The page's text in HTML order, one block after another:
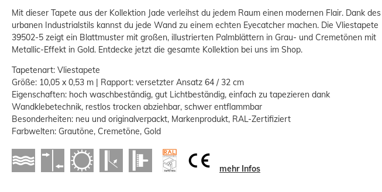
Mit dieser Tapete aus der Kollektion Jade verleihst du jedem Raum einen modernen Flair. Dank des
urbanen Industrialstils kannst du jede Wand zu einem echten Eyecatcher machen. Die Vliestapete
39502-5 zeigt ein Blattmuster mit großen, illustrierten Palmblättern in Grau- und Cremetönen mit
Metallic-Effekt in Gold. Entdecke jetzt die gesamte Kollektion bei uns im Shop.
Tapetenart: Vliestapete
Größe: 10,05 x 0,53 m | Rapport: versetzter Ansatz 64 / 32 cm
Eigenschaften: hoch waschbeständig, gut Lichtbeständig, einfach zu tapezieren dank
Wandklebetechnik, restlos trocken abziehbar, schwer entflammbar
Besonderheiten: neu und originalverpackt, Markenprodukt, RAL-Zertifiziert
Farbwelten: Grautöne, Cremetöne, Gold
mehr Infos